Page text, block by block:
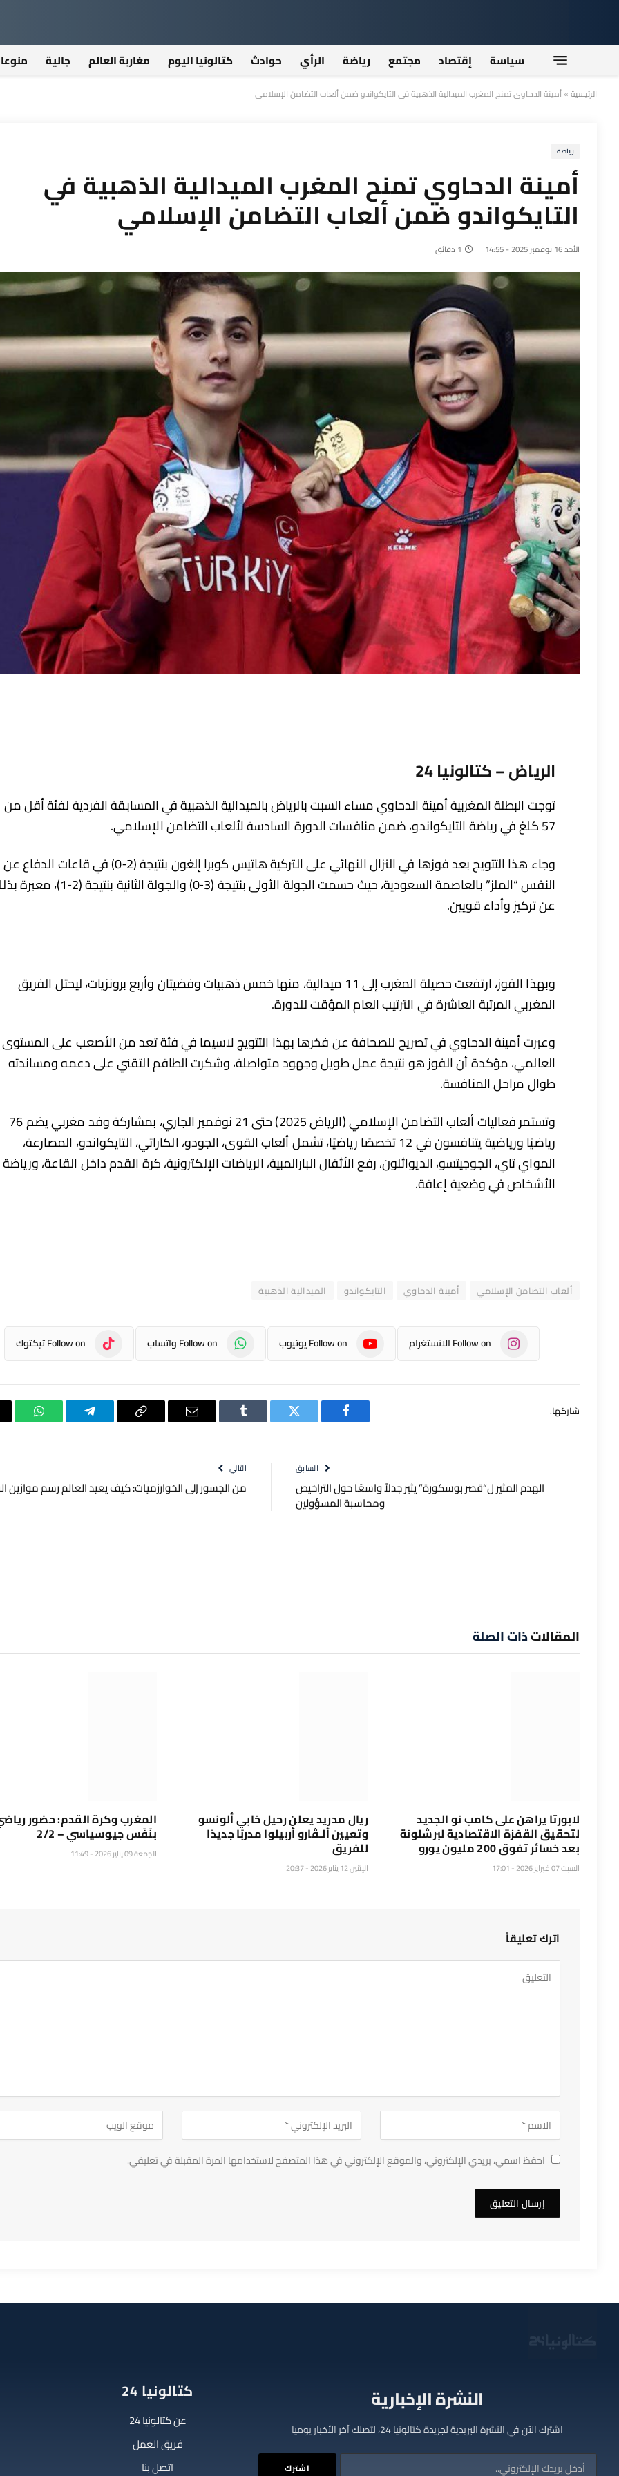
سياسة إقتصاد مجتمع رياضة الرأي حوادث كتالونيا اليوم مغاربة العالم جالية
الرئيسية»أمينة الدحاوي تمنح المغرب الميدالية الذهبية في التايكواندو ضمن ألعاب التضامن الإسلامي
رياضة
أمينة الدحاوي تمنح المغرب الميدالية الذهبية في
التايكواندو ضمن ألعاب التضامن الإسلامي
الأحد 16 نوفمبر 2025 - 14:55 1 دقائق
الرياض – كتالونيا 24
توجت البطلة المغربية أمينة الدحاوي مساء السبت بالرياض بالميدالية الذهبية في المسابقة الفردية لفئة أقل من
57 كلغ في رياضة التايكواندو، ضمن منافسات الدورة السادسة لألعاب التضامن الإسلامي.
وجاء هذا التتويج بعد فوزها في النزال النهائي على التركية هاتيس كوبرا إلغون بنتيجة (2‑0) في قاعات الدفاع عن
النفس “الملز” بالعاصمة السعودية، حيث حسمت الجولة الأولى بنتيجة (3‑0) والجولة الثانية
عن تركيز وأداء قويين.
وبهذا الفوز، ارتفعت حصيلة المغرب إلى 11 ميدالية، منها خمس ذهبيات وفضيتان وأربع برونزيات، ليحتل الفريق
المغربي المرتبة العاشرة في الترتيب العام المؤقت للدورة.
وعبرت أمينة الدحاوي في تصريح للصحافة عن فخرها بهذا التتويج لاسيما في فئة تعد من الأصعب على المستوى
العالمي، مؤكدة أن الفوز هو نتيجة عمل طويل وجهود متواصلة، وشكرت الطاقم التقني على دعمه ومساندته
طوال مراحل المنافسة.
وتستمر فعاليات ألعاب التضامن الإسلامي (الرياض 2025) حتى 21 نوفمبر الجاري، بمشاركة وفد مغربي يضم 76
رياضيًا ورياضية يتنافسون في 12 تخصصًا رياضيًا، تشمل ألعاب القوى، الجودو، الكاراتي، التايكواندو، المصارعة،
المواي تاي، الجوجيتسو، الديواثلون، رفع الأثقال البارالمبية، الرياضات الإلكترونية، كرة القدم داخل القاعة، ورياضة
الأشخاص في وضعية إعاقة.
ألعاب التضامن الإسلامي أمينة الدحاوي التايكواندو الميدالية الذهبية
Follow on الانستغرام Follow on يوتيوب Follow on واتساب Follow on تيكتوك
شاركها.
فيسبوك تويتر Tumblr
البريد
Copy
تيلقرام واتساب
السابق
الهدم المثير ل“قصر بوسكورة” يثير جدلاً واسعًا حول التراخيص
ومحاسبة المسؤولين
التالي
من الجسور إلى الخوارزميات: كيف يعيد العالم رسم موازين
المقالاتذات الصلة
لابورتا يراهن على كامب نو الجديد
لتحقيق القفزة الاقتصادية لبرشلونة
بعد خسائر تفوق 200 مليون يورو
السبت 07 فبراير 2026 - 17:01
ريال مدريد يعلن رحيل خابي ألونسو
وتعيين ألـڤارو أربيلوا مدربًا جديدًا
للفريق
الإثنين 12 يناير 2026 - 20:37
المغرب وكرة القدم: حضور
بنَفَس جيوسياسي – 2/2
الجمعة 09 يناير 2026 - 11:49
اترك تعليقاً
احفظ اسمي، بريدي الإلكتروني، والموقع الإلكتروني في هذا المتصفح لاستخدامها المرة المقبلة في تعليقي.
النشرة الإخبارية
اشترك الآن في النشرة البريدية لجريدة كتالونيا 24، لتصلك آخر الأخبار يوميا
كتالونيا 24
عن كتالونيا 24
فريق العمل
اتصل بنا